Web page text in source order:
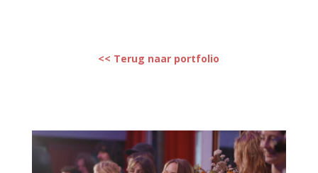
<< Terug naar portfolio